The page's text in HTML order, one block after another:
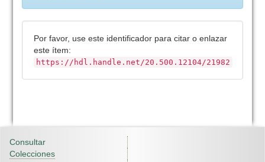
Por favor, use este identificador para citar o enlazar
este ítem:
https://hdl.handle.net/20.500.12104/21982
Consultar
Colecciones